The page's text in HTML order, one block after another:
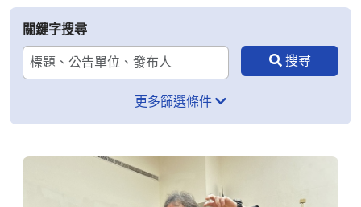
關鍵字搜尋
更多篩選條件